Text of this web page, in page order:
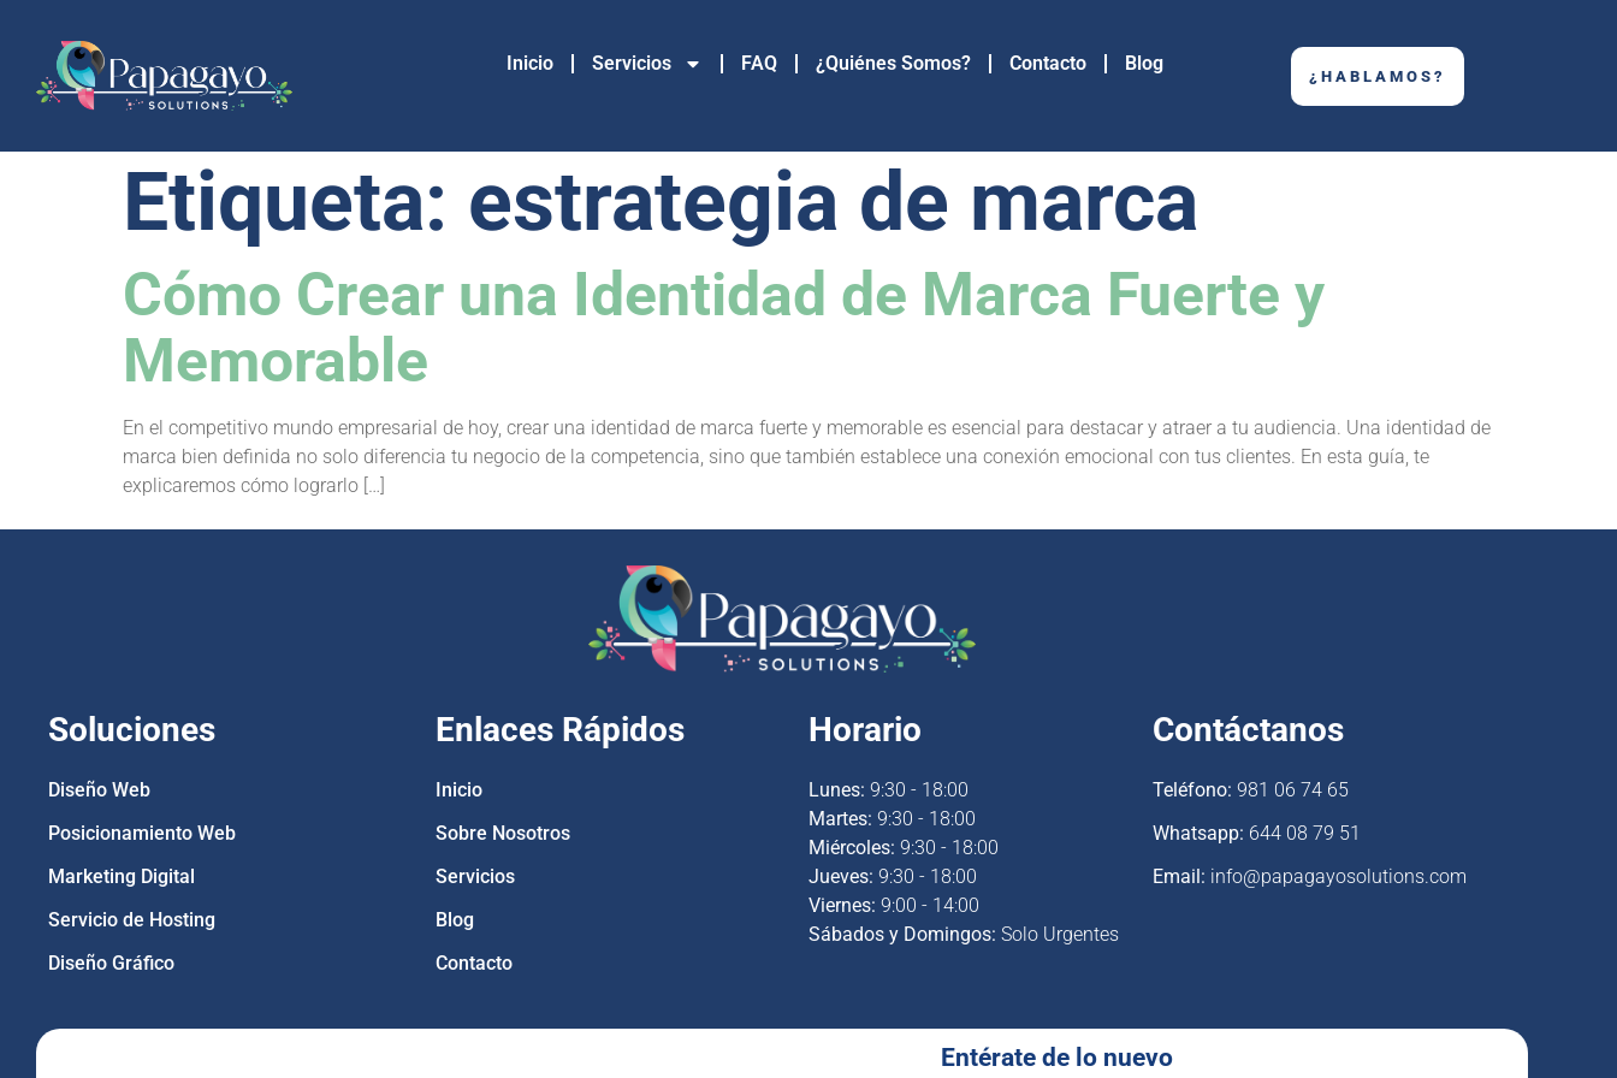
Inicio Servicios FAQ ¿Quiénes Somos? Contacto Blog
¿HABLAMOS?
Etiqueta: estrategia de marca
Cómo Crear una Identidad de Marca Fuerte y
Memorable
En el competitivo mundo empresarial de hoy, crear una identidad de marca fuerte y memorable es esencial para destacar y atraer a tu audiencia. Una identidad de
marca bien definida no solo diferencia tu negocio de la competencia, sino que también establece una conexión emocional con tus clientes. En esta guía, te
explicaremos cómo lograrlo […]
Soluciones
Diseño Web
Posicionamiento Web
Marketing Digital
Servicio de Hosting
Diseño Gráfico
Enlaces Rápidos
Inicio
Sobre Nosotros
Servicios
Blog
Contacto
Horario
Lunes:9:30 - 18:00
Martes:9:30 - 18:00
Miércoles:9:30 - 18:00
Jueves:9:30 - 18:00
Viernes:9:00 - 14:00
Sábados y Domingos: Solo Urgentes
Contáctanos
Teléfono: 981 06 74 65
Whatsapp: 644 08 79 51
Email: info@papagayosolutions.com
Entérate de lo nuevo